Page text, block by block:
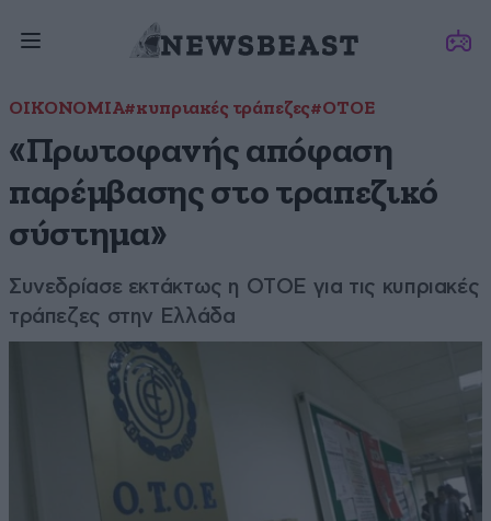
ΟΙΚΟΝΟΜΙΑ#κυπριακές τράπεζες#ΟΤΟΕ
«Πρωτοφανής απόφαση
παρέμβασης στο τραπεζικό
σύστημα»
Συνεδρίασε εκτάκτως η ΟΤΟΕ για τις κυπριακές
τράπεζες στην Ελλάδα